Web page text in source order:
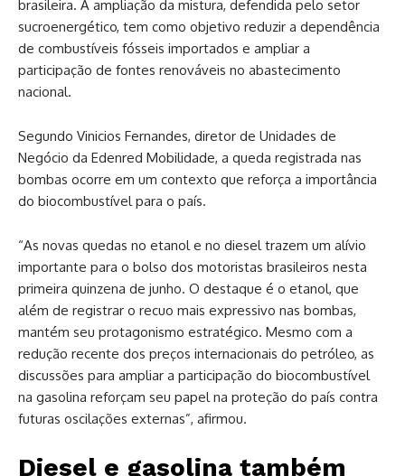
brasileira. A ampliação da mistura, defendida pelo setor
sucroenergético, tem como objetivo reduzir a dependência
de combustíveis fósseis importados e ampliar a
participação de fontes renováveis no abastecimento
nacional.
Segundo Vinicios Fernandes, diretor de Unidades de
Negócio da Edenred Mobilidade, a queda registrada nas
bombas ocorre em um contexto que reforça a importância
do biocombustível para o país.
“As novas quedas no etanol e no diesel trazem um alívio
importante para o bolso dos motoristas brasileiros nesta
primeira quinzena de junho. O destaque é o etanol, que
além de registrar o recuo mais expressivo nas bombas,
mantém seu protagonismo estratégico. Mesmo com a
redução recente dos preços internacionais do petróleo, as
discussões para ampliar a participação do biocombustível
na gasolina reforçam seu papel na proteção do país contra
futuras oscilações externas”, afirmou.
Diesel e gasolina também